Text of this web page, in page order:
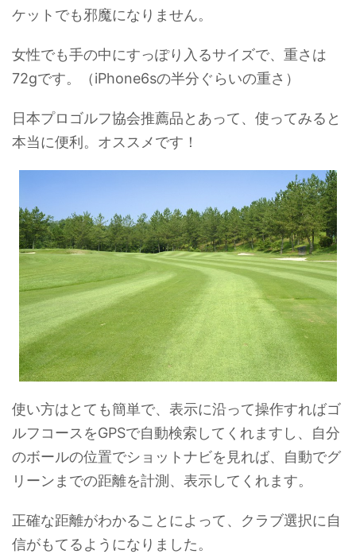
ケットでも邪魔になりません。
女性でも手の中にすっぽり入るサイズで、重さは
72gです。（iPhone6sの半分ぐらいの重さ）
日本プロゴルフ協会推薦品とあって、使ってみると
本当に便利。オススメです！
使い方はとても簡単で、表示に沿って操作すればゴ
ルフコースをGPSで自動検索してくれますし、自分
のボールの位置でショットナビを見れば、自動でグ
リーンまでの距離を計測、表示してくれます。
正確な距離がわかることによって、クラブ選択に自
信がもてるようになりました。